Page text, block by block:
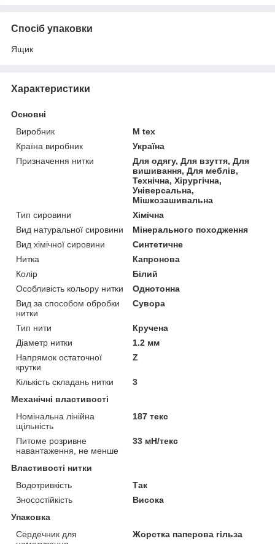
Спосіб упаковки
Ящик
Характеристики
Основні
Виробник
M tex
Країна виробник
Україна
Призначення нитки
Для одягу, Для взуття, Для
вишивання, Для меблів,
Технічна, Хірургічна,
Універсальна,
Мішкозашивальна
Тип сировини
Хімічна
Вид натуральної сировини
Мінерального походження
Вид хімічної сировини
Синтетичне
Нитка
Капронова
Колір
Білий
Особливість кольору нитки
Однотонна
Вид за способом обробки
нитки
Сувора
Тип нити
Кручена
Діаметр нитки
1.2 мм
Напрямок остаточної
крутки
Z
Кількість складань нитки
3
Механічні властивості
Номінальна лінійна
щільність
187 текс
Питоме розривне
навантаження, не менше
33 мН/текс
Властивості нитки
Водотривкість
Так
Зносостійкість
Висока
Упаковка
Сердечник для
Жорстка паперова гільза